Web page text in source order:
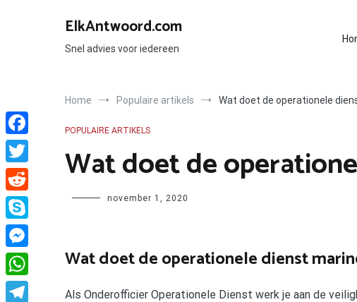
ElkAntwoord.com
Snel advies voor iedereen
Home Populaire artikels Wat doet de operationele
POPULAIRE ARTIKELS
Wat doet de
Author november 1, 2020
Wat doet de operationele dienst
Als Onderofficier Operationele Dienst werk je aan de
Facebook
Twitter
Reddit
Skype
Messenger
WhatsApp